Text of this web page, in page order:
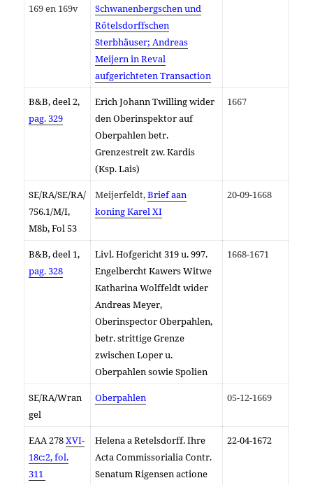
169 en 169v
Schwanenbergschen und
Rötelsdorffschen
Sterbhäuser; Andreas
Meijern in Reval
aufgerichteten Transaction
B&B, deel 2,
pag. 329
Erich Johann Twilling wider
den Oberinspektor auf
Oberpahlen betr.
Grenzestreit zw. Kardis
(Ksp. Lais)
1667
SE/RA/SE/RA/
756.1/M/I,
M8b, Fol 53
Meijerfeldt,Brief aan
koning Karel XI
20-09-1668
B&B, deel 1,
pag. 328
Livl. Hofgericht 319 u. 997.
Engelbercht Kawers Witwe
Katharina Wolffeldt wider
Andreas Meyer,
Oberinspector Oberpahlen,
betr. strittige Grenze
zwischen Loper u.
Oberpahlen sowie Spolien
1668-1671
SE/RA/Wran
gel
Oberpahlen 05-12-1669
EAA 278XVI-
18c:2,fol.
311
Helena a Retelsdorff. Ihre
Acta Commissorialia Contr.
Senatum Rigensen actione
22-04-1672